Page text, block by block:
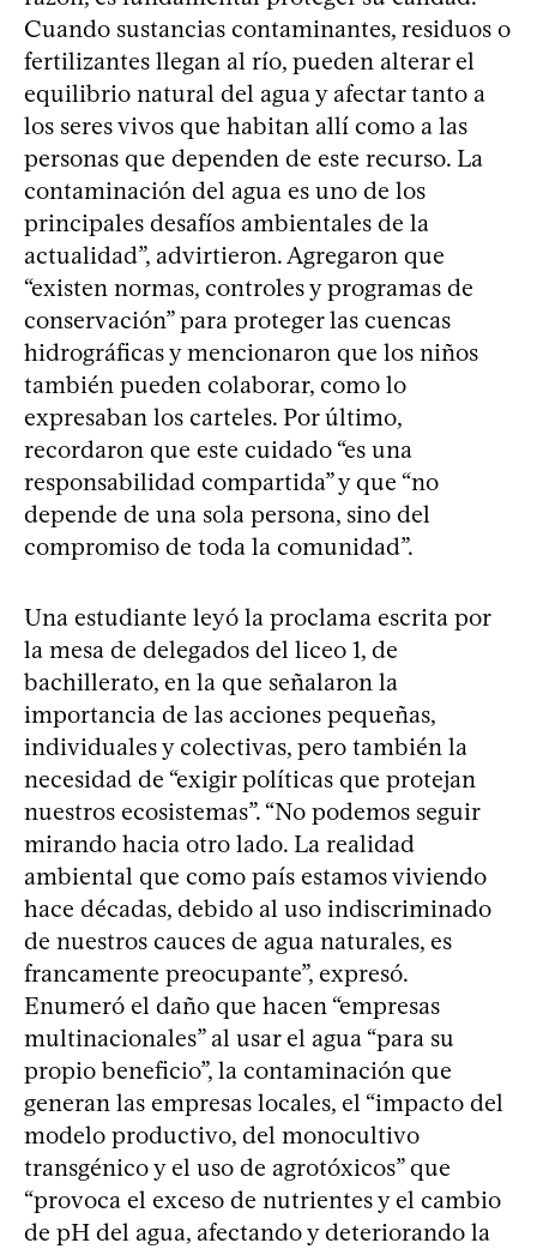
Cuando sustancias contaminantes, residuos o
fertilizantes llegan al río, pueden alterar el
equilibrio natural del agua y afectar tanto a
los seres vivos que habitan allí como a las
personas que dependen de este recurso. La
contaminación del agua es uno de los
principales desafíos ambientales de la
actualidad”, advirtieron. Agregaron que
“existen normas, controles y programas de
conservación” para proteger las cuencas
hidrográficas y mencionaron que los niños
también pueden colaborar, como lo
expresaban los carteles. Por último,
recordaron que este cuidado “es una
responsabilidad compartida” y que “no
depende de una sola persona, sino del
compromiso de toda la comunidad”.
Una estudiante leyó la proclama escrita por
la mesa de delegados del liceo 1, de
bachillerato, en la que señalaron la
importancia de las acciones pequeñas,
individuales y colectivas, pero también la
necesidad de “exigir políticas que protejan
nuestros ecosistemas”. “No podemos seguir
mirando hacia otro lado. La realidad
ambiental que como país estamos viviendo
hace décadas, debido al uso indiscriminado
de nuestros cauces de agua naturales, es
francamente preocupante”, expresó.
Enumeró el daño que hacen “empresas
multinacionales” al usar el agua “para su
propio beneficio”, la contaminación que
generan las empresas locales, el “impacto del
modelo productivo, del monocultivo
transgénico y el uso de agrotóxicos” que
“provoca el exceso de nutrientes y el cambio
de pH del agua, afectando y deteriorando la